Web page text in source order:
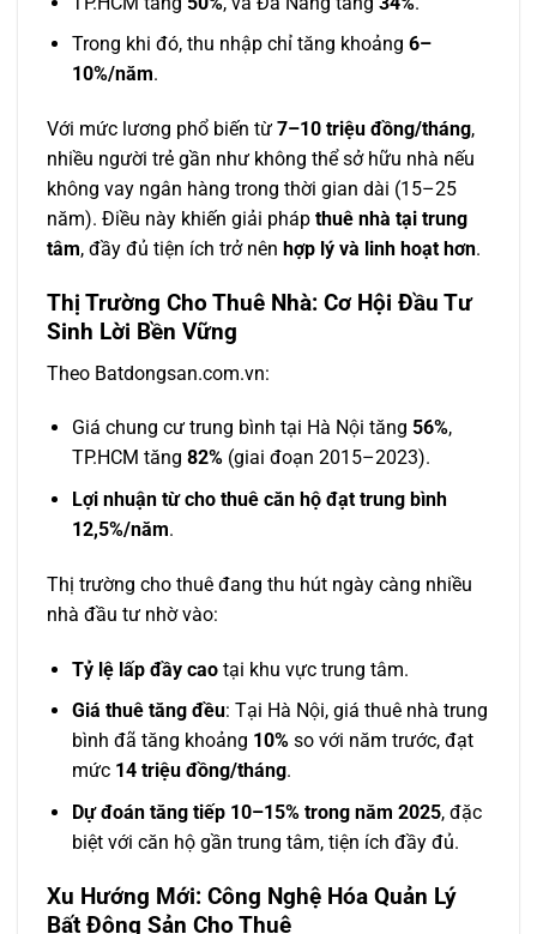
Trong khi đó, thu nhập chỉ tăng khoảng 6–
10%/năm.
Với mức lương phổ biến từ 7–10 triệu đồng/tháng,
nhiều người trẻ gần như không thể sở hữu nhà nếu
không vay ngân hàng trong thời gian dài (15–25
năm). Điều này khiến giải pháp thuê nhà tại trung
tâm, đầy đủ tiện ích trở nên hợp lý và linh hoạt hơn.
Thị Trường Cho Thuê Nhà: Cơ Hội Đầu Tư
Sinh Lời Bền Vững
Theo Batdongsan.com.vn:
Giá chung cư trung bình tại Hà Nội tăng 56%,
TP.HCM tăng 82%(giai đoạn 2015–2023).
Lợi nhuận từ cho thuê căn hộ đạt trung bình
12,5%/năm.
Thị trường cho thuê đang thu hút ngày càng nhiều
nhà đầu tư nhờ vào:
Tỷ lệ lấp đầy caotại khu vực trung tâm.
Giá thuê tăng đều: Tại Hà Nội, giá thuê nhà trung
bình đã tăng khoảng 10%so với năm trước, đạt
mức 14 triệu đồng/tháng.
Dự đoán tăng tiếp 10–15% trong năm 2025, đặc
biệt với căn hộ gần trung tâm, tiện ích đầy đủ.
Xu Hướng Mới: Công Nghệ Hóa Quản Lý
Bất Động Sản Cho Thuê